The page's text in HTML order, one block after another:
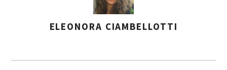
S
ELEONORA CIAMBELLOTTI